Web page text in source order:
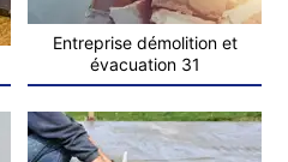
Entreprise démolition et
évacuation 31